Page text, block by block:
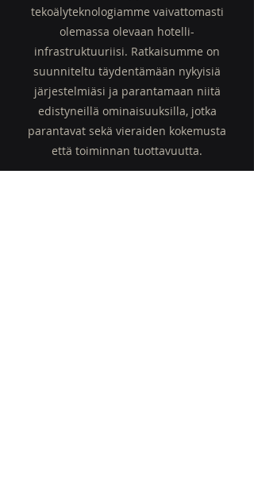
tekoälyteknologiamme vaivattomasti
olemassa olevaan hotelli-
infrastruktuuriisi. Ratkaisumme on
suunniteltu täydentämään nykyisiä
järjestelmiäsi ja parantamaan niitä
edistyneillä ominaisuuksilla, jotka
parantavat sekä vieraiden kokemusta
että toiminnan tuottavuutta.